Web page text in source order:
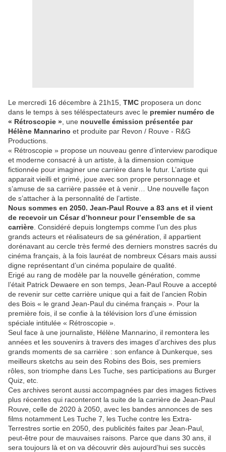
Le mercredi 16 décembre à 21h15, TMC proposera un donc
dans le temps à ses téléspectateurs avec le premier numéro de
« Rétroscopie » , une nouvelle émission présentée par
Hélène Mannarino et produite par Revon / Rouve - R&G
Productions.
« Rétroscopie » propose un nouveau genre d’interview parodique
et moderne consacré à un artiste, à la dimension comique
fictionnée pour imaginer une carrière dans le futur. L’artiste qui
apparait vieilli et grimé, joue avec son propre personnage et
s’amuse de sa carrière passée et à venir… Une nouvelle façon
de s’attacher à la personnalité de l’artiste.
Nous sommes en 2050. Jean-Paul Rouve a 83 ans et il vient
de recevoir un César d’honneur pour l’ensemble de sa
carrière . Considéré depuis longtemps comme l’un des plus
grands acteurs et réalisateurs de sa génération, il appartient
dorénavant au cercle très fermé des derniers monstres sacrés du
cinéma français, à la fois lauréat de nombreux Césars mais aussi
digne représentant d’un cinéma populaire de qualité.
Erigé au rang de modèle par la nouvelle génération, comme
l’était Patrick Dewaere en son temps, Jean-Paul Rouve a accepté
de revenir sur cette carrière unique qui a fait de l’ancien Robin
des Bois « le grand Jean-Paul du cinéma français ». Pour la
première fois, il se confie à la télévision lors d’une émission
spéciale intitulée « Rétroscopie ».
Seul face à une journaliste, Hélène Mannarino, il remontera les
années et les souvenirs à travers des images d’archives des plus
grands moments de sa carrière : son enfance à Dunkerque, ses
meilleurs sketchs au sein des Robins des Bois, ses premiers
rôles, son triomphe dans Les Tuche, ses participations au Burger
Quiz, etc.
Ces archives seront aussi accompagnées par des images fictives
plus récentes qui raconteront la suite de la carrière de Jean-Paul
Rouve, celle de 2020 à 2050, avec les bandes annonces de ses
films notamment Les Tuche 7, les Tuche contre les Extra-
Terrestres sortie en 2050, des publicités faites par Jean-Paul,
peut-être pour de mauvaises raisons. Parce que dans 30 ans, il
sera toujours là et on va découvrir dès aujourd’hui ses succès